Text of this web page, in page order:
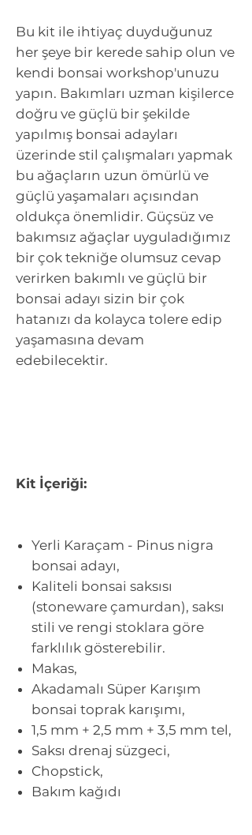
Bu kit ile ihtiyaç duyduğunuz
her şeye bir kerede sahip olun ve
kendi bonsai workshop'unuzu
yapın. Bakımları uzman kişilerce
doğru ve güçlü bir şekilde
yapılmış bonsai adayları
üzerinde stil çalışmaları yapmak
bu ağaçların uzun ömürlü ve
güçlü yaşamaları açısından
oldukça önemlidir. Güçsüz ve
bakımsız ağaçlar uyguladığımız
bir çok tekniğe olumsuz cevap
verirken bakımlı ve güçlü bir
bonsai adayı sizin bir çok
hatanızı da kolayca tolere edip
yaşamasına devam
edebilecektir.
Kit İçeriği:
Yerli Karaçam - Pinus nigra
bonsai adayı,
Kaliteli bonsai saksısı
(stoneware çamurdan), saksı
stili ve rengi stoklara göre
farklılık gösterebilir.
Makas,
Akadamalı Süper Karışım
bonsai toprak karışımı,
1,5 mm + 2,5 mm + 3,5 mm tel,
Saksı drenaj süzgeci,
Chopstick,
Bakım kağıdı